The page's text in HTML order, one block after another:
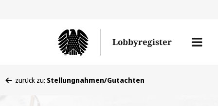
Lobbyregister
Menü
befinden
zurück zu: Stellungnahmen/Gutachten